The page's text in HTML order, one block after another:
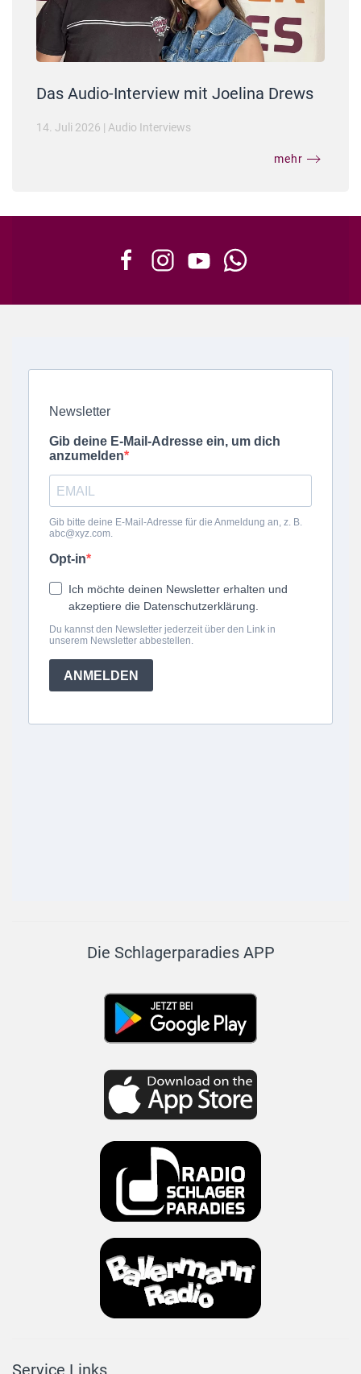
Das Audio-Interview mit Joelina Drews
14. Juli 2026 | Audio Interviews
mehr
Die Schlagerparadies APP